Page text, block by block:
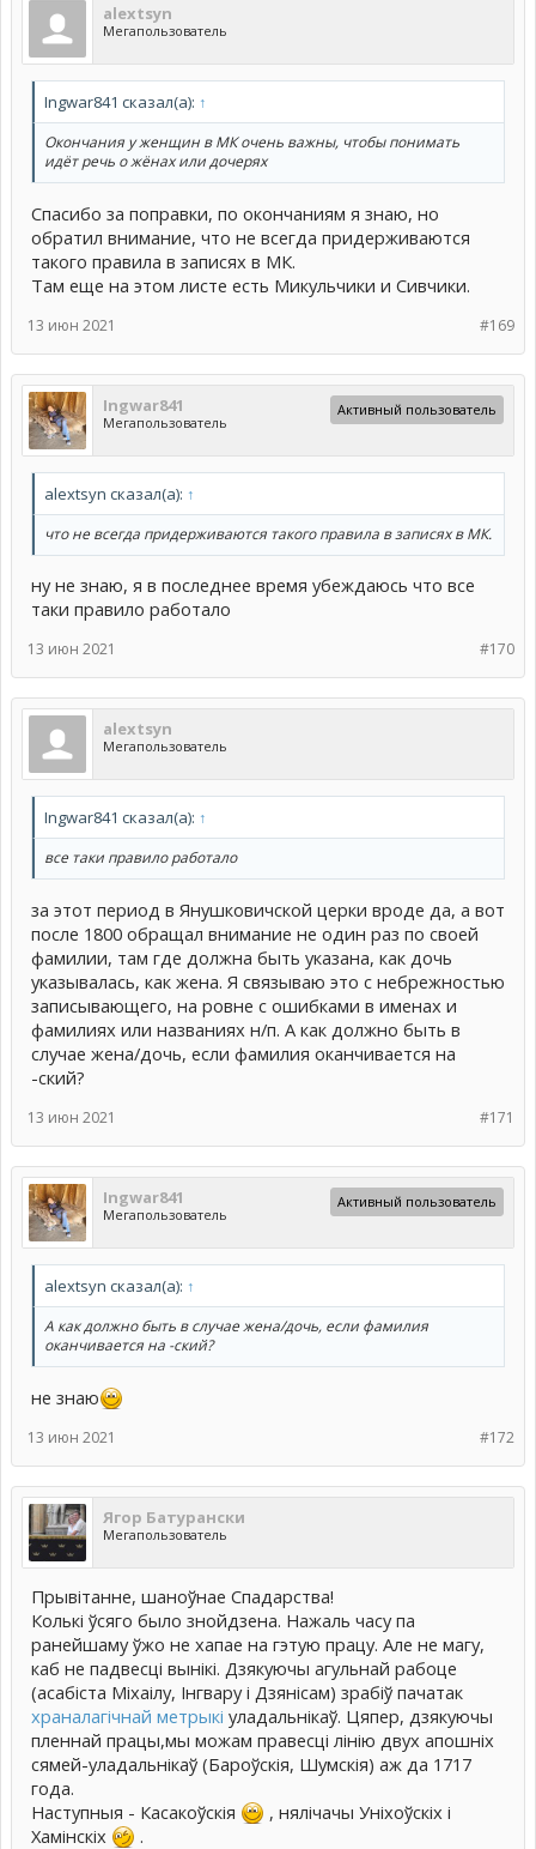
alextsyn
Мегапользователь
Ingwar841 сказал(а): ↑
Окончания у женщин в МК очень важны, чтобы понимать
идёт речь о жёнах или дочерях
Спасибо за поправки, по окончаниям я знаю, но
обратил внимание, что не всегда придерживаются
такого правила в записях в МК.
Там еще на этом листе есть Микульчики и Сивчики.
#169
13 июн 2021
Ingwar841
Мегапользователь
Активный пользователь
alextsyn сказал(а): ↑
что не всегда придерживаются такого правила в записях в МК.
ну не знаю, я в последнее время убеждаюсь что все
таки правило работало
#170
13 июн 2021
alextsyn
Мегапользователь
Ingwar841 сказал(а): ↑
все таки правило работало
за этот период в Янушковичской церки вроде да, а вот
после 1800 обращал внимание не один раз по своей
фамилии, там где должна быть указана, как дочь
указывалась, как жена. Я связываю это с небрежностью
записывающего, на ровне с ошибками в именах и
фамилиях или названиях н/п. А как должно быть в
случае жена/дочь, если фамилия оканчивается на
-ский?
#171
13 июн 2021
Ingwar841
Мегапользователь
Активный пользователь
alextsyn сказал(а): ↑
А как должно быть в случае жена/дочь, если фамилия
оканчивается на -ский?
не знаю
#172
13 июн 2021
Ягор Батурански
Мегапользователь
Прывітанне, шаноўнае Спадарства!
Колькі ўсяго было знойдзена. Нажаль часу па
ранейшаму ўжо не хапае на гэтую працу. Але не магу,
каб не падвесці вынікі. Дзякуючы агульнай рабоце
(асабіста Міхаілу, Інгвару і Дзянісам) зрабіў пачатак
храналагічнай метрыкі уладальнікаў. Цяпер, дзякуючы
пленнай працы,мы можам правесці лінію двух апошніх
сямей-уладальнікаў (Бароўскія, Шумскія) аж да 1717
года.
Наступныя - Касакоўскія
, нялічачы Уніхоўскіх і
Хамінскіх
.